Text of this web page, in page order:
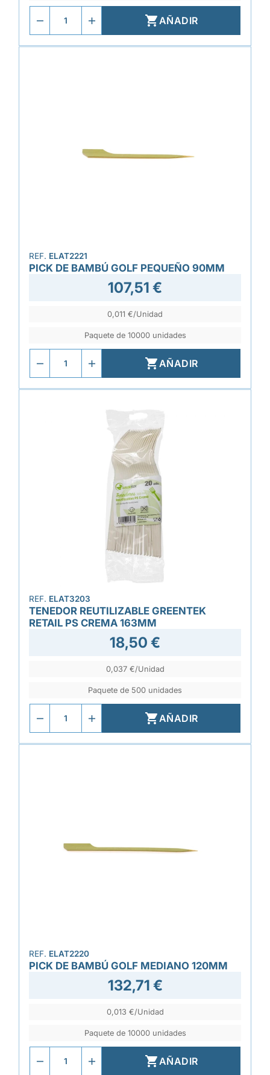
AÑADIR
REF. ELAT2221
PICK DE BAMBÚ GOLF PEQUEÑO 90MM
107,51 €
0,011 €/Unidad
Paquete de 10000 unidades
AÑADIR
REF. ELAT3203
TENEDOR REUTILIZABLE GREENTEK
RETAIL PS CREMA 163MM
18,50 €
0,037 €/Unidad
Paquete de 500 unidades
AÑADIR
REF. ELAT2220
PICK DE BAMBÚ GOLF MEDIANO 120MM
132,71 €
0,013 €/Unidad
Paquete de 10000 unidades
AÑADIR